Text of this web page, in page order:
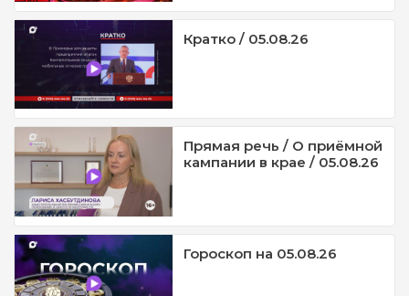
Кратко / 05.08.26
Прямая речь / О приёмной
кампании в крае / 05.08.26
Гороскоп на 05.08.26